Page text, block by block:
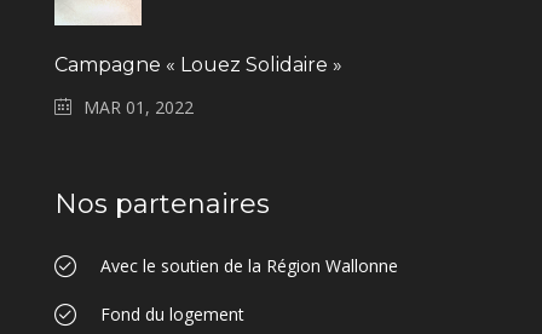
Campagne « Louez Solidaire »
MAR 01, 2022
Nos partenaires
Avec le soutien de la Région Wallonne
Fond du logement